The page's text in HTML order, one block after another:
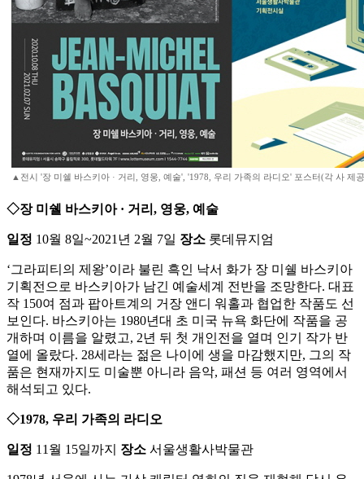
▲전시 '장 미쉘 바스키아 · 거리, 영웅, 예술', '1978, 우리 가족의 라디오' 포스터(각 사 제
◇장 미쉘 바스키아 · 거리, 영웅, 예술
일정 10월 8일~2021년 2월 7일 장소 롯데뮤지엄
‘그라피티의 제왕’이라 불린 흑인 낙서 화가 장 미쉘 바스키아
기획전으로 바스키아가 남긴 예술세계 전반을 조망한다. 대표
작 150여 점과 팝아트계의 거장 앤디 워홀과 협업한 작품도 선
보인다. 바스키아는 1980년대 초 미국 뉴욕 화단에 작품을 공
개하며 이름을 알렸고, 2년 뒤 첫 개인전을 열며 인기 작가 반
열에 올랐다. 28세라는 젊은 나이에 생을 마감했지만, 그의 작
품은 현재까지도 미술뿐 아니라 음악, 패션 등 여러 영역에서
해석되고 있다.
◇1978, 우리 가족의 라디오
일정 11월 15일까지 장소 서울생활사박물관